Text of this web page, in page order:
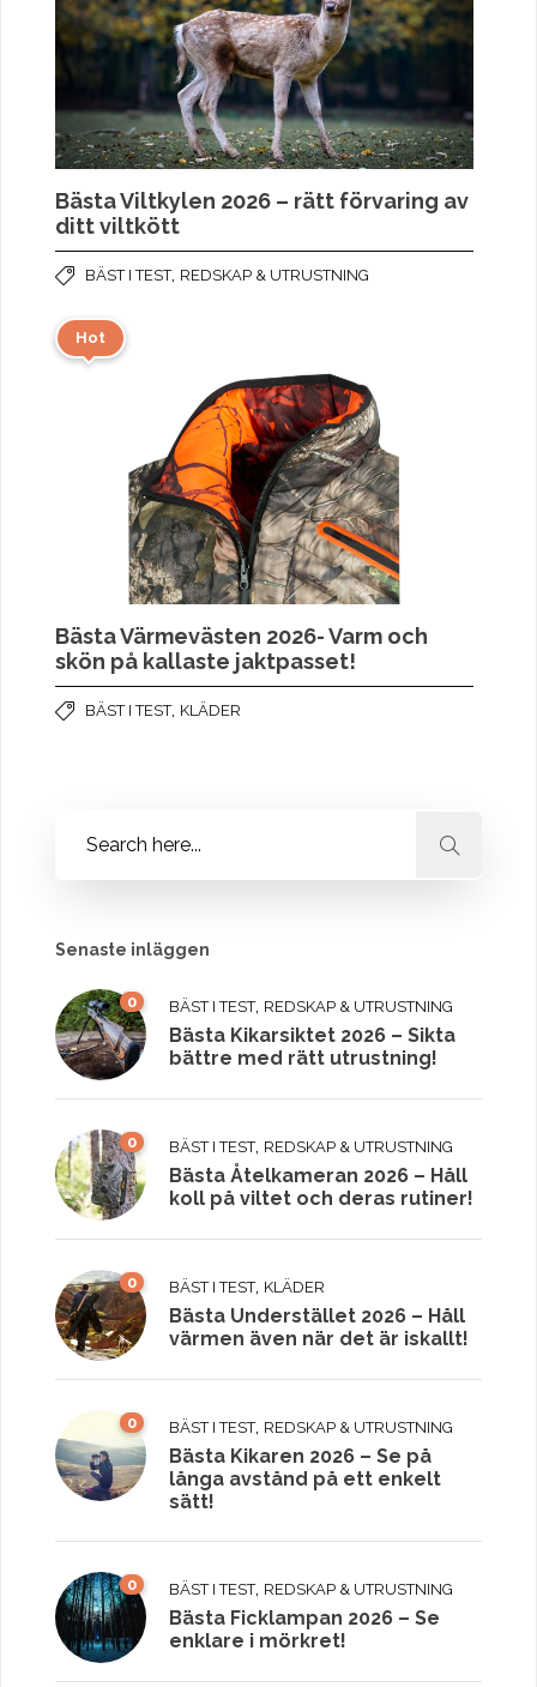
Bästa Viltkylen 2026 – rätt förvaring av
ditt viltkött
BÄST I TEST, REDSKAP & UTRUSTNING
Hot
Bästa Värmevästen 2026- Varm och
skön på kallaste jaktpasset!
BÄST I TEST, KLÄDER
Senaste inläggen
0 BÄST I TEST, REDSKAP & UTRUSTNING
Bästa Kikarsiktet 2026 – Sikta
bättre med rätt utrustning!
0 BÄST I TEST, REDSKAP & UTRUSTNING
Bästa Åtelkameran 2026 – Håll
koll på viltet och deras rutiner!
0 BÄST I TEST, KLÄDER
Bästa Understället 2026 – Håll
värmen även när det är iskallt!
0 BÄST I TEST, REDSKAP & UTRUSTNING
Bästa Kikaren 2026 – Se på
långa avstånd på ett enkelt
sätt!
0 BÄST I TEST, REDSKAP & UTRUSTNING
Bästa Ficklampan 2026 – Se
enklare i mörkret!